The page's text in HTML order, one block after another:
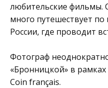
любительские фильмы.
много путешествует
России, где проводит
Фотограф
«Бронницкой» в рамках
Coin français.